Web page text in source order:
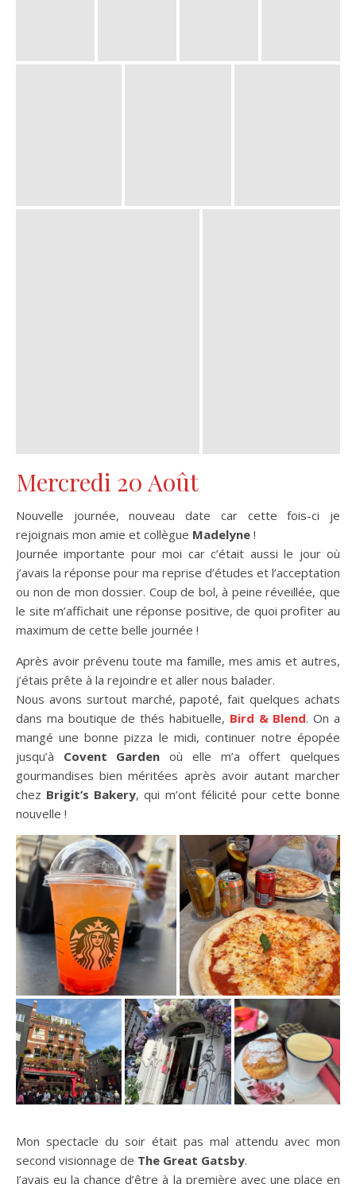
Mercredi 20 Août
Nouvelle journée, nouveau date car cette fois-ci je
rejoignais mon amie et collègue Madelyne !
Journée importante pour moi car c’était aussi le jour où
j’avais la réponse pour ma reprise d’études et l’acceptation
ou non de mon dossier. Coup de bol, à peine réveillée, que
le site m’affichait une réponse positive, de quoi profiter au
maximum de cette belle journée !
Après avoir prévenu toute ma famille, mes amis et autres,
j’étais prête à la rejoindre et aller nous balader.
Nous avons surtout marché, papoté, fait quelques achats
dans ma boutique de thés habituelle, Bird & Blend. On a
mangé une bonne pizza le midi, continuer notre épopée
jusqu’à Covent Garden où elle m’a offert quelques
gourmandises bien méritées après avoir autant marcher
chez Brigit’s Bakery, qui m’ont félicité pour cette bonne
nouvelle !
Mon spectacle du soir était pas mal attendu avec mon
second visionnage de The Great Gatsby.
J’avais eu la chance d’être à la première avec une place en